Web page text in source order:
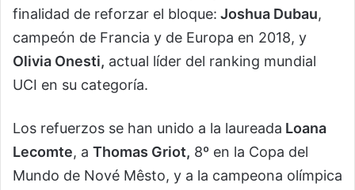
finalidad de reforzar el bloque: Joshua Dubau,
campeón de Francia y de Europa en 2018, y
Olivia Onesti, actual líder del ranking mundial
UCI en su categoría.
Los refuerzos se han unido a la laureada Loana
Lecomte, a Thomas Griot, 8º en la Copa del
Mundo de Nové Mêsto, y a la campeona olímpica